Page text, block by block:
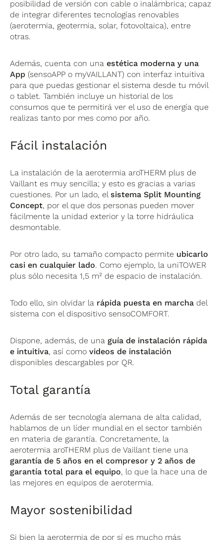
posibilidad de versión con cable o inalámbrica; capaz
de integrar diferentes tecnologías renovables
(aerotermia, geotermia, solar, fotovoltaica), entre
otras.
Además, cuenta con unaestética moderna y una
App (sensoAPP o myVAILLANT) con interfaz intuitiva
para que puedas gestionar el sistema desde tu móvil
o tablet. También incluye un historial de los
consumos que te permitirá ver el uso de energía que
realizas tanto por mes como por año.
Fácil instalación
La instalación de la aerotermia aroTHERM plus de
Vaillant es muy sencilla; y esto es gracias a varias
cuestiones. Por un lado, elsistema Split Mounting
Concept, por el que dos personas pueden mover
fácilmente la unidad exterior y la torre hidráulica
desmontable.
Por otro lado, su tamaño compacto permite ubicarlo
casi en cualquier lado. Como ejemplo, la uniTOWER
plus sólo necesita 1,5 m² de espacio de instalación.
Todo ello, sin olvidar la rápida puesta en marcha del
sistema con el dispositivo sensoCOMFORT.
Dispone, además, de una guía de instalación rápida
e intuitiva, así comovideos de instalación
disponibles descargables por QR.
Total garantía
Además de ser tecnología alemana de alta calidad,
hablamos de un líder mundial en el sector también
en materia de garantía. Concretamente, la
aerotermia aroTHERM plus de Vaillant tiene una
garantía de 5 años en el compresor y 2 años de
garantía total para el equipo, lo que la hace una de
las mejores en equipos de aerotermia.
Mayor sostenibilidad
Si bien la aerotermia de por sí es mucho más